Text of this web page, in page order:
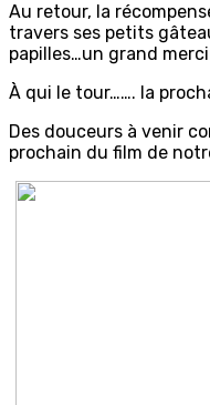
Au retour, la
travers ses petits
papilles…un grand
À qui le tour……. la
Des douceurs à venir
prochain du film de